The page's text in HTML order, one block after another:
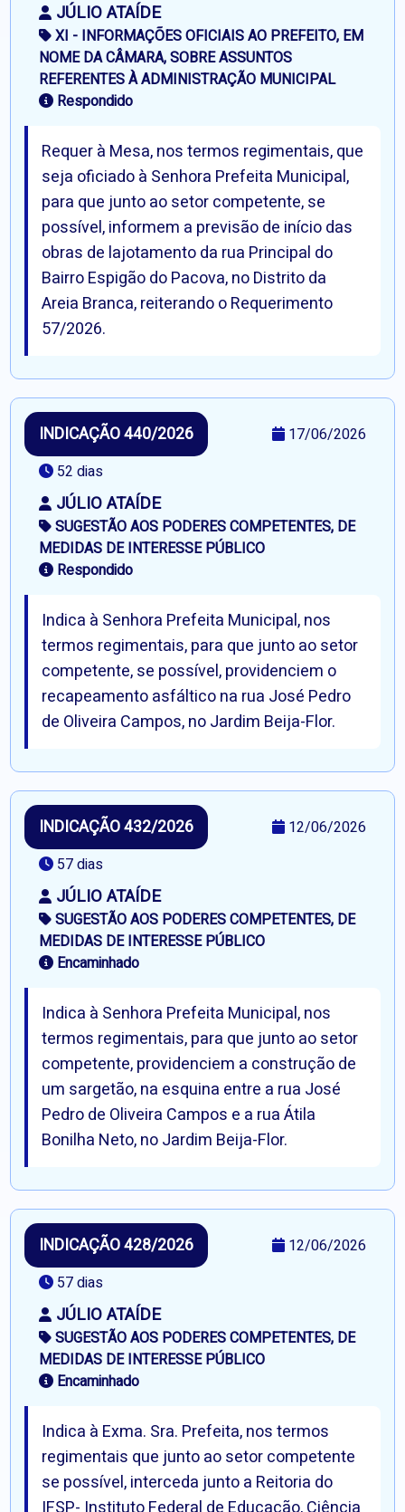
JÚLIO ATAÍDE
XI - INFORMAÇÕES OFICIAIS AO PREFEITO, EM
NOME DA CÂMARA, SOBRE ASSUNTOS
REFERENTES À ADMINISTRAÇÃO MUNICIPAL
Respondido
Requer à Mesa, nos termos regimentais, que
seja oficiado à Senhora Prefeita Municipal,
para que junto ao setor competente, se
possível, informem a previsão de início das
obras de lajotamento da rua Principal do
Bairro Espigão do Pacova, no Distrito da
Areia Branca, reiterando o Requerimento
57/2026.
INDICAÇÃO 440/2026
17/06/2026
52 dias
JÚLIO ATAÍDE
SUGESTÃO AOS PODERES COMPETENTES, DE
MEDIDAS DE INTERESSE PÚBLICO
Respondido
Indica à Senhora Prefeita Municipal, nos
termos regimentais, para que junto ao setor
competente, se possível, providenciem o
recapeamento asfáltico na rua José Pedro
de Oliveira Campos, no Jardim Beija-Flor.
INDICAÇÃO 432/2026
12/06/2026
57 dias
JÚLIO ATAÍDE
SUGESTÃO AOS PODERES COMPETENTES, DE
MEDIDAS DE INTERESSE PÚBLICO
Encaminhado
Indica à Senhora Prefeita Municipal, nos
termos regimentais, para que junto ao setor
competente, providenciem a construção de
um sargetão, na esquina entre a rua José
Pedro de Oliveira Campos e a rua Átila
Bonilha Neto, no Jardim Beija-Flor.
INDICAÇÃO 428/2026
12/06/2026
57 dias
JÚLIO ATAÍDE
SUGESTÃO AOS PODERES COMPETENTES, DE
MEDIDAS DE INTERESSE PÚBLICO
Encaminhado
Indica à Exma. Sra. Prefeita, nos termos
regimentais que junto ao setor competente
se possível, interceda junto a Reitoria do